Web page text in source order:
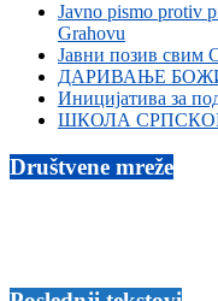
Javno pismo protiv
Grahovu
Јавни позив свим
ДАРИВАЊЕ
Иницијатива за
ШКОЛА СРПСКОГ
Društvene mreže